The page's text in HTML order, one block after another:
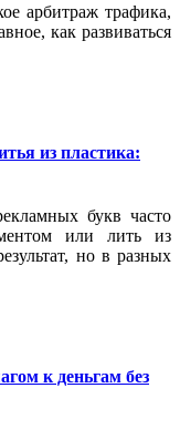
арбитраж трафика,
как развиваться
из пластика:
букв часто
или лить из
но в разных
к деньгам без